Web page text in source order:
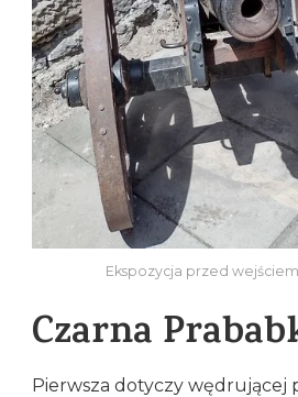
Ekspozycja przed
Czarna
Pierwsza dotyczy wędrującej